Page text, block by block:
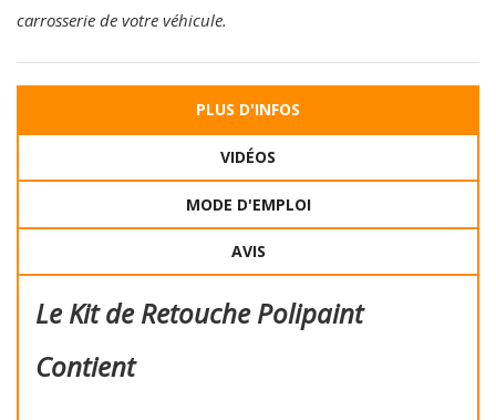
carrosserie de votre véhicule.
PLUS D'INFOS
VIDÉOS
MODE D'EMPLOI
AVIS
Le Kit de Retouche Polipaint
Contient